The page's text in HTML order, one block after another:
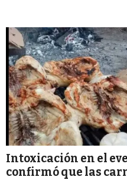
Intoxicación en el
confirmó que las